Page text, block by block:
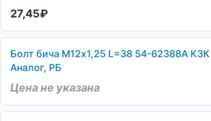
27,45₽
Болт бича М12х1,25 L=38 54-62388А
Аналог, РБ
Цена не указана